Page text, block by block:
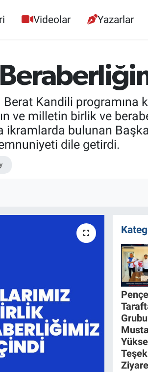
Videolar Yazarlar
Kandili programına
ve milletin birlik ve
bulunan
dile getirdi.